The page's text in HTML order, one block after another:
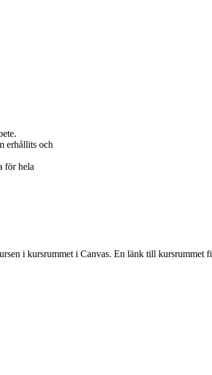
erhållits och
för hela
i kursrummet i Canvas. En länk till kursrummet